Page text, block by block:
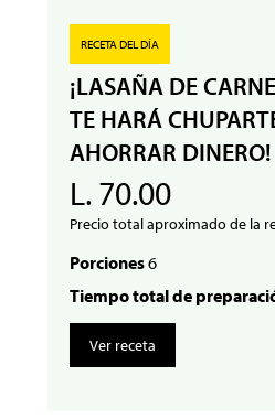
RECETA DEL DÍA
¡LASAÑA DE
TE HARÁ
AHORRAR DINERO!
L. 70.00
Precio total aproximado de la
Porciones6
Tiempo total de
Ver receta